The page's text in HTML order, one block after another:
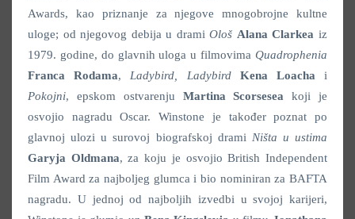
Awards, kao priznanje za njegove mnogobrojne kultne
uloge; od njegovog debija u dramiOloš Alana Clarkea iz
1979. godine, do glavnih uloga u filmovima Quadrophenia
Franca Rodama, Ladybird, Ladybird Kena Loacha i
Pokojni, epskom ostvarenju Martina Scorsesea koji je
osvojio nagradu Oscar. Winstone je također poznat po
glavnoj ulozi u surovoj biografskoj drami Ništa u ustima
Garyja Oldmana, za koju je osvojio British Independent
Film Award za najboljeg glumca i bio nominiran za BAFTA
nagradu. U jednoj od najboljih izvedbi u svojoj karijeri,